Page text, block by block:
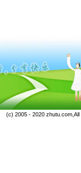
(c) 2005 - 2020